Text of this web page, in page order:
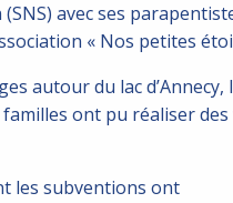
avec ses
« Nos petites
autour du lac d’Annecy,
ont pu réaliser des
les subventions ont